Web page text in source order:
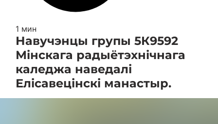
1 мин
Навучэнцы групы 5К9592
Мінскага радыётэхнічнага
каледжа наведалі
Елісавецінскі манастыр.